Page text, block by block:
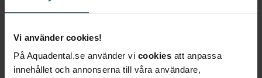
Vi använder cookies!
På Aquadental.se använder vi cookies att anpassa
innehållet och annonserna till våra användare,
bedöms kunna riskera ohälsa eller annan
tandregleringscheck, vilket innebär att
entandregleringsbehandlingbekostas av regionen.